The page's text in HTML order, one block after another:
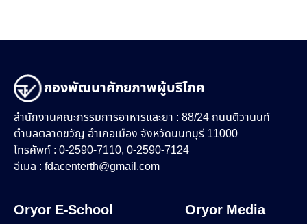
กองพัฒนาศักยภาพผู้บริโภค
สำนักงานคณะกรรมการอาหารและยา : 88/24 ถนนติวานนท์
ตำบลตลาดขวัญ อำเภอเมือง จังหวัดนนทบุรี 11000
โทรศัพท์ : 0-2590-7110, 0-2590-7124
อีเมล : fdacenterth@gmail.com
Oryor E-School Oryor Media